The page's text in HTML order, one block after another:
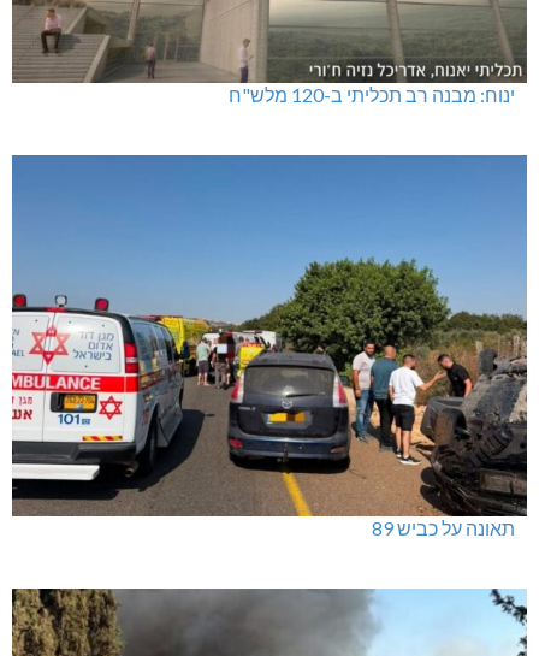
ינוח: מבנה רב תכליתי ב-120 מלש"ח
תאונה על כביש 89